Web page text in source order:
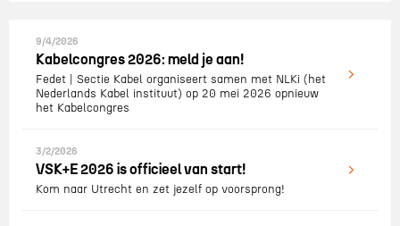
9/4/2026
Kabelcongres 2026: meld je aan!
Fedet | Sectie Kabel organiseert samen met NLKi (het
Nederlands Kabel instituut) op 20 mei 2026 opnieuw
het Kabelcongres
3/2/2026
VSK+E 2026 is officieel van start!
Kom naar Utrecht en zet jezelf op voorsprong!